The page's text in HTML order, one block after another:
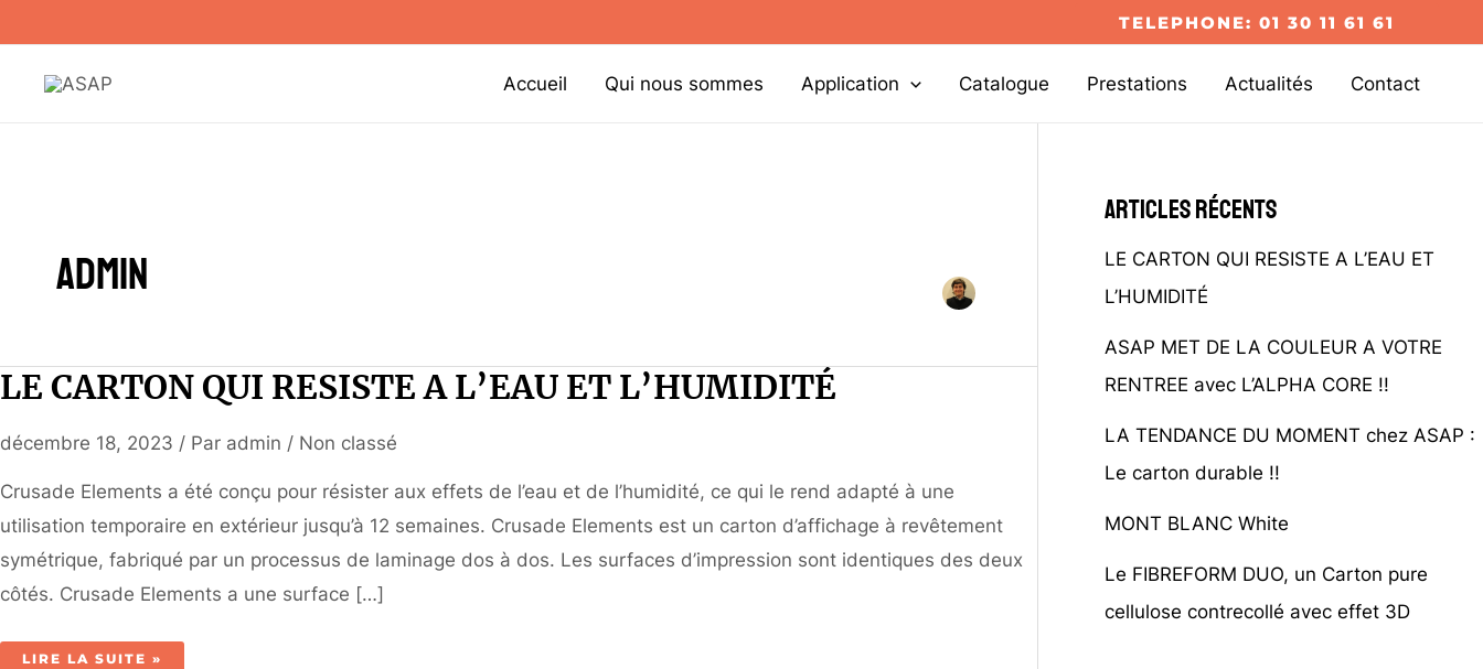
au
contenu
TELEPHONE: 01 30 11 61 61
Accueil Qui nous sommes Application Catalogue Prestations Actualités Contact
admin
LE CARTON QUI RESISTE A L’EAU ET L’HUMIDITÉ
décembre 18, 2023 / Par admin / Non classé
Crusade Elements a été conçu pour résister aux effets de l’eau et de l’humidité, ce qui le rend adapté à une
utilisation temporaire en extérieur jusqu’à 12 semaines. Crusade Elements est un carton d’affichage à revêtement
symétrique, fabriqué par un processus de laminage dos à dos. Les surfaces d’impression sont identiques des deux
côtés. Crusade Elements a une surface […]
LE
LIRE LA SUITE »
Articles récents
LE CARTON QUI RESISTE A L’EAU ET
L’HUMIDITÉ
ASAP MET DE LA COULEUR A VOTRE
RENTREE avec L’ALPHA CORE !!
LA TENDANCE DU MOMENT chez ASAP :
Le carton durable !!
MONT BLANC White
Le FIBREFORM DUO, un Carton pure
cellulose contrecollé avec effet 3D